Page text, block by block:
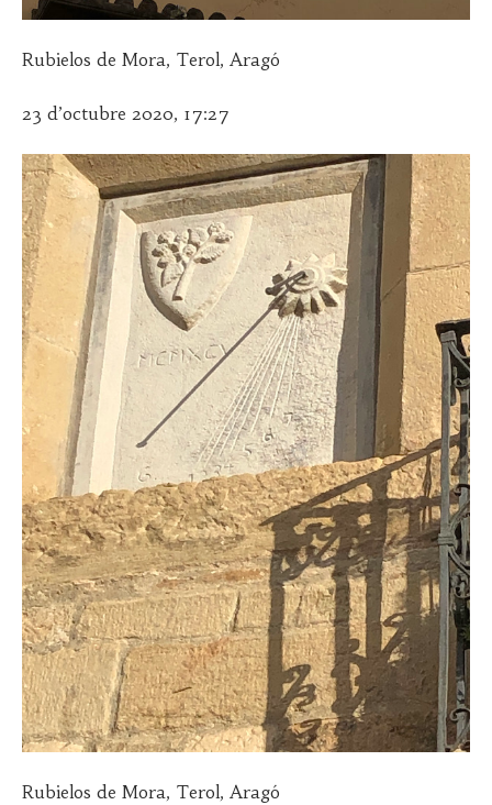
Rubielos de Mora, Terol, Aragó
23 d’octubre 2020, 17:27
Rubielos de Mora, Terol, Aragó